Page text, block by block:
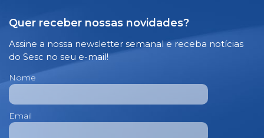
Quer receber nossas novidades?
Assine a nossa newsletter semanal e receba notícias
do Sesc no seu e-mail!
Nome
Email